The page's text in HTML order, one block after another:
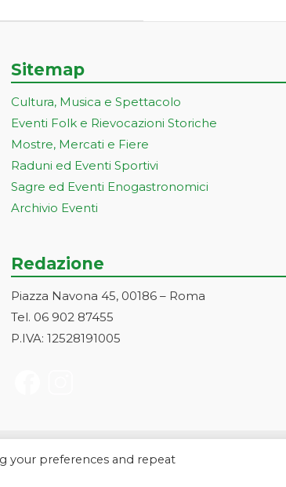
Sitemap
Cultura, Musica e Spettacolo
Eventi Folk e Rievocazioni Storiche
Mostre, Mercati e Fiere
Raduni ed Eventi Sportivi
Sagre ed Eventi Enogastronomici
Archivio Eventi
Redazione
Piazza Navona 45, 00186 – Roma
Tel. 06 902 87455
P.IVA: 12528191005
Roma | PI e CF: 12528191005 | markonetsrl@pec.it |
your preferences and repeat